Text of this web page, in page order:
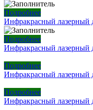
Подробнее
Инфракрасный лазерный
Подробнее
Инфракрасный лазерный
Подробнее
Инфракрасный лазерный
Подробнее
Инфракрасный лазерный